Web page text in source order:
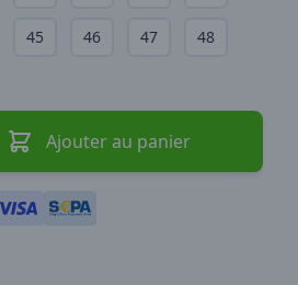
45 46 47 48
Ajouter au panier